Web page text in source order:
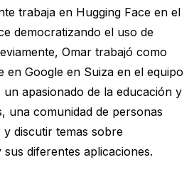
trabaja en Hugging Face en el
democratizando el uso de
Omar trabajó como
en Google en Suiza en el equipo
un apasionado de la educación y
una comunidad de personas
discutir temas sobre
diferentes aplicaciones.